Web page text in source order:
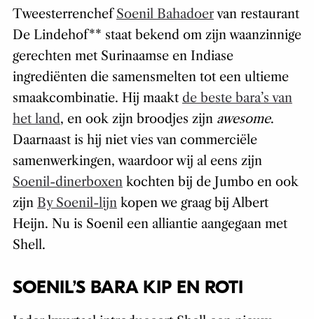
TweesterrenchefSoenil Bahadoervan restaurant
De Lindehof** staat bekend om zijn waanzinnige
gerechten met Surinaamse en Indiase
ingrediënten die samensmelten tot een ultieme
smaakcombinatie. Hij maakt de beste bara’s van
het land, en ook zijn broodjes zijn awesome.
Daarnaast is hij niet vies van commerciële
samenwerkingen, waardoor wij al eens zijn
Soenil-dinerboxenkochten bij de Jumbo en ook
zijn By Soenil-lijnkopen we graag bij Albert
Heijn. Nu is Soenil een alliantie aangegaan met
Shell.
SOENIL’S BARA KIP EN ROTI